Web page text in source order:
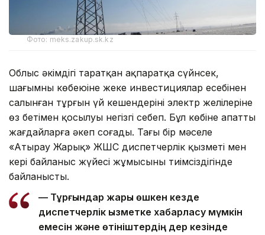
Фото: meks.zakup.sk.kz
Облыс әкімдігі таратқан ақпаратқа сүйнсек,
шағымның көбеюіне жеке инвестициялар есебінен
салынған тұрғын үй кешендерінің электр желілеріне
өз бетімен қосылуы негізгі себеп. Бұл көбіне апатты
жағдайларға әкеп соғады. Тағы бір мәселе
«Атырау Жарық» ЖШС диспетчерлік қызметі мен
кері байланыс жүйесі жұмысының тиімсіздігінде
байланысты.
— Тұрғындар жарық өшкен кезде
диспетчерлік қызметке хабарласу мүмкін
емесін және өтініштердің дер кезінде